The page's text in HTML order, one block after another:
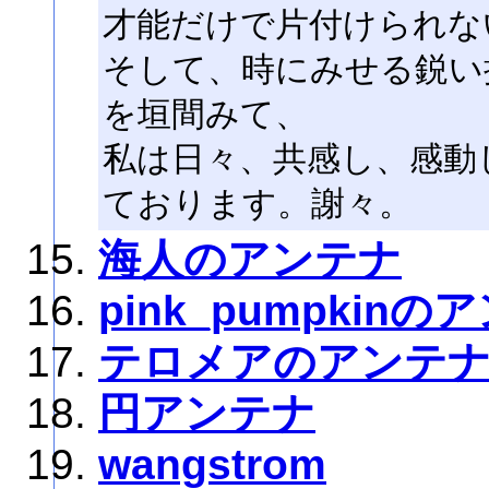
才能だけで片付けられ
そして、時にみせる鋭
を垣間みて、
私は日々、共感し、感
ております。謝々。
海人のアンテナ
pink_pumpkinのア
テロメアのアンテ
円アンテナ
wangstrom